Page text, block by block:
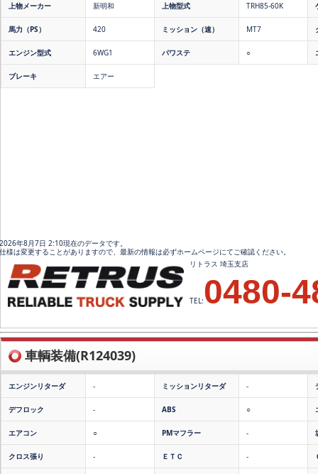
上物メーカー 新明和 上物型式 TRH85-60K
馬力（PS） 420 ミッション（速） MT7
エンジン型式 6WG1 パワステ ○
ブレーキ エアー
2026年8月7日 2:10現在のデータです。
仕様は変更することがありますので、最新の情報は必ずホームページにてご確認ください。
リトラス 埼玉支店
TEL: 0480-
車輌装備(R124039)
エンジンリターダ - ミッションリターダ -
デフロック - ABS ○
エアコン ○ PMマフラー -
クロス張り - ＥＴＣ -